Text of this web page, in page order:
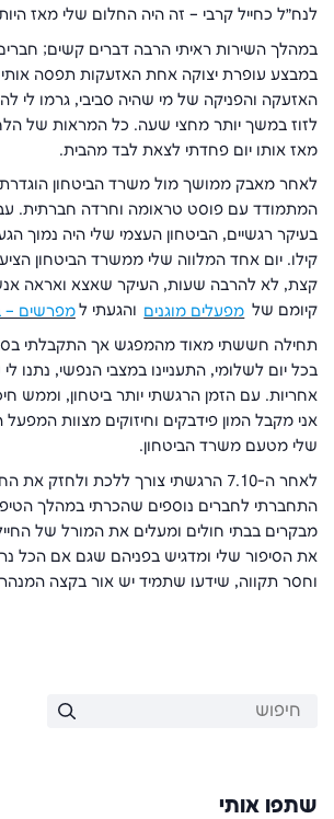
לנח״ל כחייל קרבי – זה היה החלום שלי מאז
במהלך השירות ראיתי הרבה דברים קשים; חברים
במבצע עופרת יצוקה אחת האזעקות תפסה אותי
האזעקה והפניקה של מי שהיה סביבי, גרמו לי
לזוז במשך יותר מחצי שעה. כל המראות של
מאז אותו יום פחדתי לצאת לבד מהבית.
לאחר מאבק ממושך מול משרד הביטחון
המתמודד עם פוסט טראומה וחרדה חברתית.
קילו. יום אחד המלווה שלי ממשרד הביטחון
קצת, לא להרבה שעות, העיקר שאצא ואראה
קיומם של מפעלים מוגנים והגעתי למפרשים –
תחילה חששתי מאוד מהמפגש אך התקבלתי
בכל יום לשלומי, התעניינו במצבי הנפשי, נתנו
אחריות. עם הזמן הרגשתי יותר ביטחון, וממש
אני מקבל המון פידבקים וחיזוקים מצוות
שלי מטעם משרד הביטחון.
לאחר ה-7.10 הרגשתי צורך ללכת ולחזק
התחברתי לחברים נוספים שהכרתי במהלך
מבקרים בבתי חולים ומעלים את המורל של
את הסיפור שלי ומדגיש בפניהם שגם אם הכל
וחסר תקווה, שידעו שתמיד יש אור בקצה
שתפו אותי